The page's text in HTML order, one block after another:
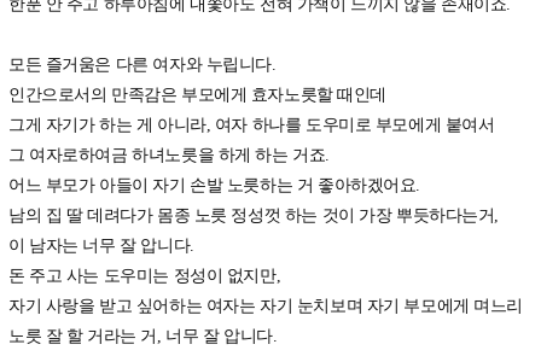
한푼 안 주고 하루아침에 내쫓아도 전혀 가책이 느끼지 않을 존재이죠.
모든 즐거움은 다른 여자와 누립니다.
인간으로서의 만족감은 부모에게 효자노릇할 때인데
그게 자기가 하는 게 아니라, 여자 하나를 도우미로 부모에게 붙여서
그 여자로하여금 하녀노릇을 하게 하는 거죠.
어느 부모가 아들이 자기 손발 노릇하는 거 좋아하겠어요.
남의 집 딸 데려다가 몸종 노릇 정성껏 하는 것이 가장 뿌듯하다는거,
이 남자는 너무 잘 압니다.
돈 주고 사는 도우미는 정성이 없지만,
자기 사랑을 받고 싶어하는 여자는 자기 눈치보며 자기 부모에게 며느리
노릇 잘 할 거라는 거, 너무 잘 압니다.